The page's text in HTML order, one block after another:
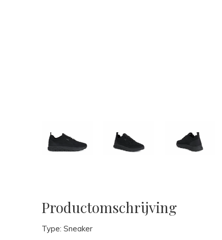
Productomschrijving
Type: Sneaker